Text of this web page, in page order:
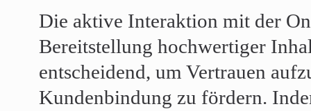
Die aktive Interaktion mit der
Bereitstellung hochwertiger
entscheidend, um Vertrauen
Kundenbindung zu fördern.